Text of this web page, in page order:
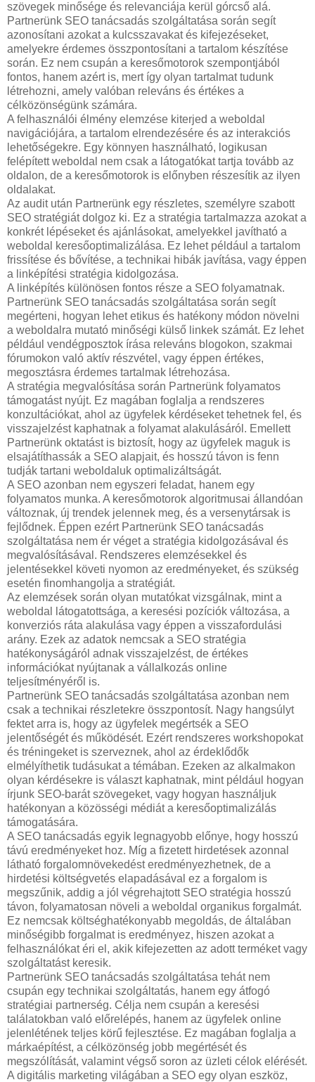
szövegek minősége és relevanciája kerül górcső alá.
Partnerünk SEO tanácsadás szolgáltatása során segít
azonosítani azokat a kulcsszavakat és kifejezéseket,
amelyekre érdemes összpontosítani a tartalom készítése
során. Ez nem csupán a keresőmotorok szempontjából
fontos, hanem azért is, mert így olyan tartalmat tudunk
létrehozni, amely valóban releváns és értékes a
célközönségünk számára.
A felhasználói élmény elemzése kiterjed a weboldal
navigációjára, a tartalom elrendezésére és az interakciós
lehetőségekre. Egy könnyen használható, logikusan
felépített weboldal nem csak a látogatókat tartja tovább az
oldalon, de a keresőmotorok is előnyben részesítik az ilyen
oldalakat.
Az audit után Partnerünk egy részletes, személyre szabott
SEO stratégiát dolgoz ki. Ez a stratégia tartalmazza azokat a
konkrét lépéseket és ajánlásokat, amelyekkel javítható a
weboldal keresőoptimalizálása. Ez lehet például a tartalom
frissítése és bővítése, a technikai hibák javítása, vagy éppen
a linképítési stratégia kidolgozása.
A linképítés különösen fontos része a SEO folyamatnak.
Partnerünk SEO tanácsadás szolgáltatása során segít
megérteni, hogyan lehet etikus és hatékony módon növelni
a weboldalra mutató minőségi külső linkek számát. Ez lehet
például vendégposztok írása releváns blogokon, szakmai
fórumokon való aktív részvétel, vagy éppen értékes,
megosztásra érdemes tartalmak létrehozása.
A stratégia megvalósítása során Partnerünk folyamatos
támogatást nyújt. Ez magában foglalja a rendszeres
konzultációkat, ahol az ügyfelek kérdéseket tehetnek fel, és
visszajelzést kaphatnak a folyamat alakulásáról. Emellett
Partnerünk oktatást is biztosít, hogy az ügyfelek maguk is
elsajátíthassák a SEO alapjait, és hosszú távon is fenn
tudják tartani weboldaluk optimalizáltságát.
A SEO azonban nem egyszeri feladat, hanem egy
folyamatos munka. A keresőmotorok algoritmusai állandóan
változnak, új trendek jelennek meg, és a versenytársak is
fejlődnek. Éppen ezért Partnerünk SEO tanácsadás
szolgáltatása nem ér véget a stratégia kidolgozásával és
megvalósításával. Rendszeres elemzésekkel és
jelentésekkel követi nyomon az eredményeket, és szükség
esetén finomhangolja a stratégiát.
Az elemzések során olyan mutatókat vizsgálnak, mint a
weboldal látogatottsága, a keresési pozíciók változása, a
konverziós ráta alakulása vagy éppen a visszafordulási
arány. Ezek az adatok nemcsak a SEO stratégia
hatékonyságáról adnak visszajelzést, de értékes
információkat nyújtanak a vállalkozás online
teljesítményéről is.
Partnerünk SEO tanácsadás szolgáltatása azonban nem
csak a technikai részletekre összpontosít. Nagy hangsúlyt
fektet arra is, hogy az ügyfelek megértsék a SEO
jelentőségét és működését. Ezért rendszeres workshopokat
és tréningeket is szerveznek, ahol az érdeklődők
elmélyíthetik tudásukat a témában. Ezeken az alkalmakon
olyan kérdésekre is választ kaphatnak, mint például hogyan
írjunk SEO-barát szövegeket, vagy hogyan használjuk
hatékonyan a közösségi médiát a keresőoptimalizálás
támogatására.
A SEO tanácsadás egyik legnagyobb előnye, hogy hosszú
távú eredményeket hoz. Míg a fizetett hirdetések azonnal
látható forgalomnövekedést eredményezhetnek, de a
hirdetési költségvetés elapadásával ez a forgalom is
megszűnik, addig a jól végrehajtott SEO stratégia hosszú
távon, folyamatosan növeli a weboldal organikus forgalmát.
Ez nemcsak költséghatékonyabb megoldás, de általában
minőségibb forgalmat is eredményez, hiszen azokat a
felhasználókat éri el, akik kifejezetten az adott terméket vagy
szolgáltatást keresik.
Partnerünk SEO tanácsadás szolgáltatása tehát nem
csupán egy technikai szolgáltatás, hanem egy átfogó
stratégiai partnerség. Célja nem csupán a keresési
találatokban való előrelépés, hanem az ügyfelek online
jelenlétének teljes körű fejlesztése. Ez magában foglalja a
márkaépítést, a célközönség jobb megértését és
megszólítását, valamint végső soron az üzleti célok elérését.
A digitális marketing világában a SEO egy olyan eszköz,